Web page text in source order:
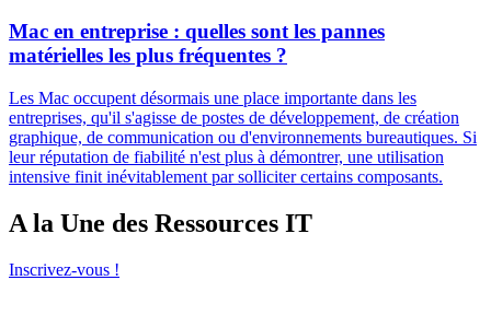
Mac en entreprise : quelles sont les pannes
matérielles les plus fréquentes ?
Les Mac occupent désormais une place importante dans les
entreprises, qu'il s'agisse de postes de développement, de création
graphique, de communication ou d'environnements bureautiques. Si
leur réputation de fiabilité n'est plus à démontrer, une utilisation
intensive finit inévitablement par solliciter certains composants.
A la Une des Ressources IT
Inscrivez-vous !